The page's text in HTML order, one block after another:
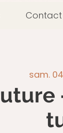
Contact
sam.